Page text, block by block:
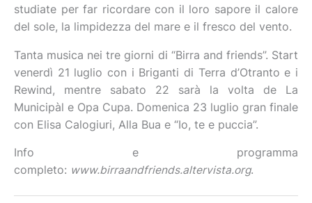
studiate per far ricordare con il loro sapore il calore
del sole, la limpidezza del mare e il fresco del vento.
Tanta musica nei tre giorni di “Birra and friends”. Start
venerdì 21 luglio con i Briganti di Terra d’Otranto e i
Rewind, mentre sabato 22 sarà la volta de La
Municipàl e Opa Cupa. Domenica 23 luglio gran finale
con Elisa Calogiuri, Alla Bua e “Io, te e puccia”.
Info e programma
completo: www.birraandfriends.altervista.org.